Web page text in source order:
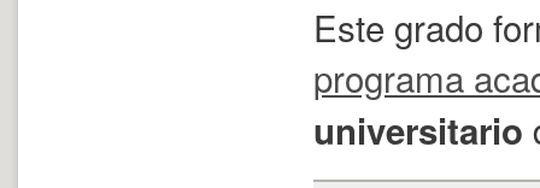
Este grado
programa
universitario